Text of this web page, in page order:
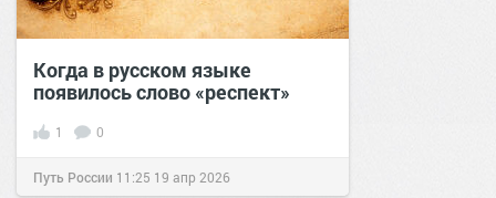
Когда в русском языке
появилось слово «респект»
1 0
Путь России 11:25 19 апр 2026